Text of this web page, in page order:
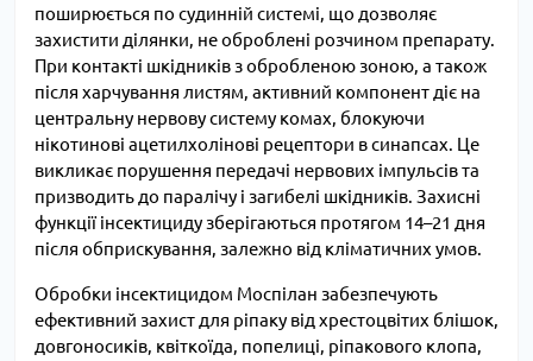
поширюється по судинній системі, що дозволяє
захистити ділянки, не оброблені розчином препарату.
При контакті шкідників з обробленою зоною, а також
після харчування листям, активний компонент діє на
центральну нервову систему комах, блокуючи
нікотинові ацетилхолінові рецептори в синапсах. Це
викликає порушення передачі нервових імпульсів та
призводить до паралічу і загибелі шкідників. Захисні
функції інсектициду зберігаються протягом 14–21 дня
після обприскування, залежно від кліматичних умов.
Обробки інсектицидом Моспілан забезпечують
ефективний захист для ріпаку від хрестоцвітих блішок,
довгоносиків, квіткоїда, попелиці, ріпакового клопа,